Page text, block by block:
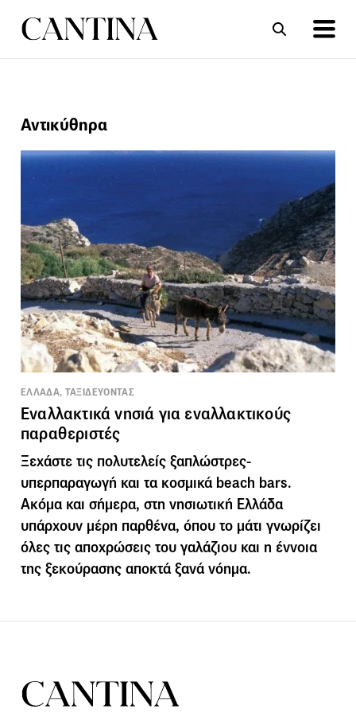
ΣΥΝΤΑΓΕΣ
Αντικύθηρα
ΕΛΛΑΔΑ, ΤΑΞΙΔΕΥΟΝΤΑΣ
Εναλλακτικά νησιά για εναλλακτικούς
παραθεριστές
Ξεχάστε τις πολυτελείς ξαπλώστρες-
υπερπαραγωγή και τα κοσμικά beach bars.
Ακόμα και σήμερα, στη νησιωτική Ελλάδα
υπάρχουν μέρη παρθένα, όπου το μάτι γνωρίζει
όλες τις αποχρώσεις του γαλάζιου και η έννοια
της ξεκούρασης αποκτά ξανά νόημα.